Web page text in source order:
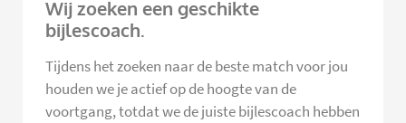
Wij zoeken een geschikte
bijlescoach.
Tijdens het zoeken naar de beste match voor jou
houden we je actief op de hoogte van de
voortgang, totdat we de juiste bijlescoach hebben